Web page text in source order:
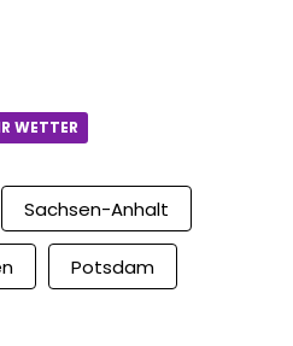
WETTER
Sachsen-Anhalt
Potsdam